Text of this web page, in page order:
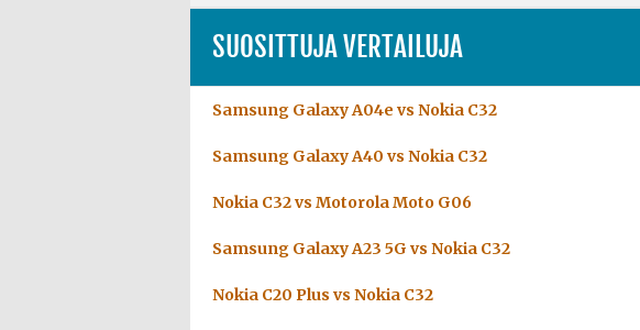
SUOSITTUJA VERTAILUJA
Samsung Galaxy A04e vs Nokia C32
Samsung Galaxy A40 vs Nokia C32
Nokia C32 vs Motorola Moto G06
Samsung Galaxy A23 5G vs Nokia C32
Nokia C20 Plus vs Nokia C32